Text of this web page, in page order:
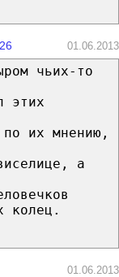
01.06.2013
чьих-то
этих
их мнению,
а
колец.
01.06.2013